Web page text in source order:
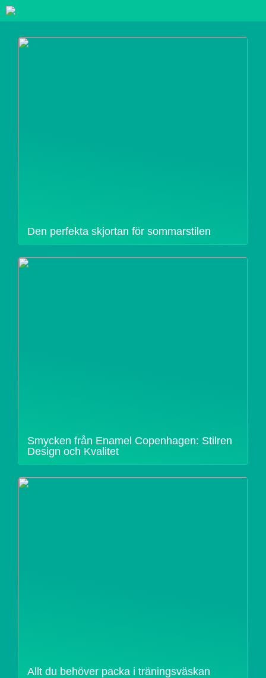
Den perfekta skjortan för sommarstilen
Smycken från Enamel Copenhagen: Stilren
Design och Kvalitet
Allt du behöver packa i träningsväskan